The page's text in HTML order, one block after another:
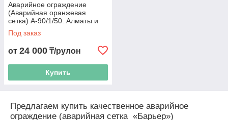
Аварийное ограждение
(Аварийная оранжевая
сетка) А-90/1/50. Алматы и
Астана. Высота 1 м. Длина
50м
Под заказ
от 24 000 ₸/рулон
Купить
Предлагаем купить качественное аварийное
ограждение (аварийная сетка «Барьер»)